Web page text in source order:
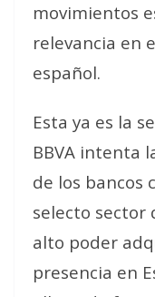
movimientos
relevancia en
español.
Esta ya es la
BBVA intenta
de los bancos
selecto sector
alto poder
presencia en